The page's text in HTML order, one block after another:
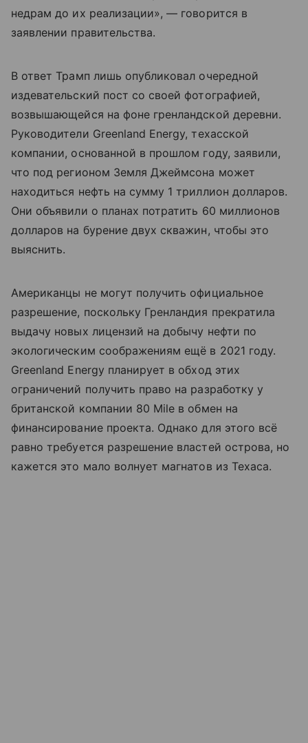
недрам до их реализации», — говорится в
заявлении правительства.
В ответ Трамп лишь опубликовал очередной
издевательский пост со своей фотографией,
возвышающейся на фоне гренландской деревни.
Руководители Greenland Energy, техасской
компании, основанной в прошлом году, заявили,
что под регионом Земля Джеймсона может
находиться нефть на сумму 1 триллион долларов.
Они объявили о планах потратить 60 миллионов
долларов на бурение двух скважин, чтобы это
выяснить.
Американцы не могут получить официальное
разрешение, поскольку Гренландия прекратила
выдачу новых лицензий на добычу нефти по
экологическим соображениям ещё в 2021 году.
Greenland Energy планирует в обход этих
ограничений получить право на разработку у
британской компании 80 Mile в обмен на
финансирование проекта. Однако для этого всё
равно требуется разрешение властей острова, но
кажется это мало волнует магнатов из Техаса.